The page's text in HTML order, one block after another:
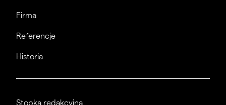
Firma
Referencje
Historia
Stopka redakcyjna